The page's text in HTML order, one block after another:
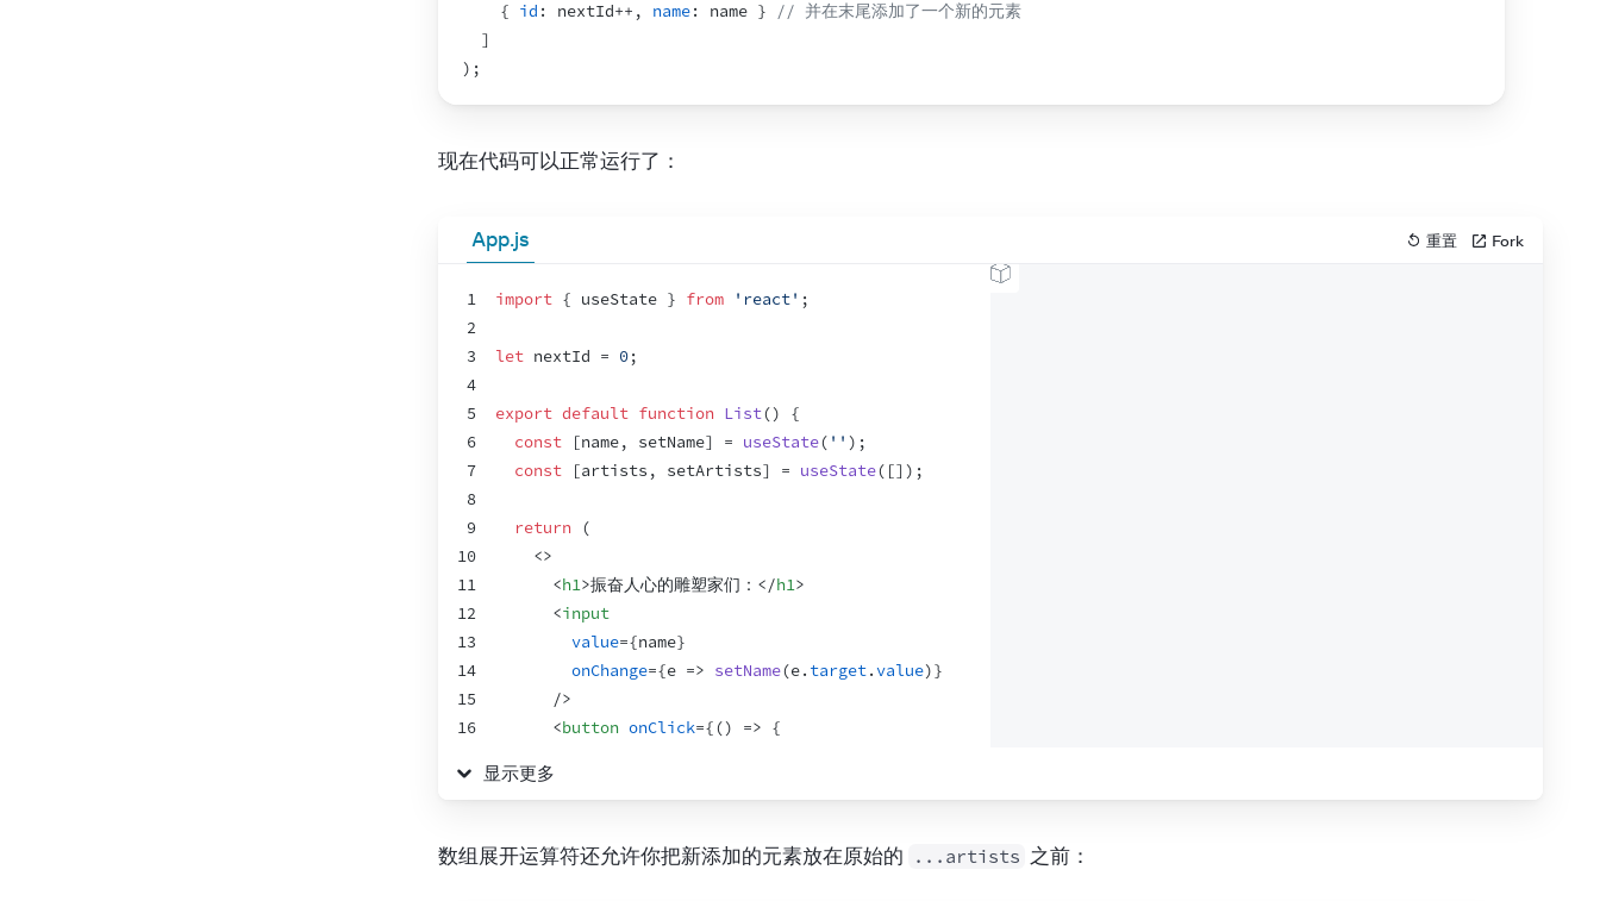
30
);
{ id : nextId++ , name: name }
// 并在末尾添加了一个新的元素
]
) ;
现在代码可以正常运行了：
App.js 重置 Fork
1
2
3
4
5
6
7
8
9
10
11
12
13
14
15
16
18
20
21
import { useState } from 'react' ;
let nextId = 0;
export default function List()
{
const
[name, setName] = useState( '' ) ;
const
[artists , setArtists] = useState( [] ) ;
return
(
<>
<h1>振奋人心的雕塑家们： </h1>
<input
value={name}
onChange={e => setName(e. target.value)}
/>
<button onClick={() => {
] )
} } >添加</button>
显示更多
数组展开运算符还允许你把新添加的元素放在原始的 ...artists 之前：